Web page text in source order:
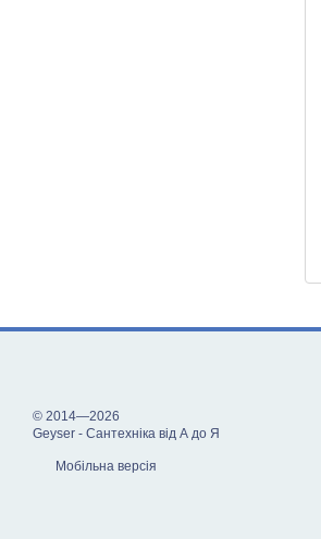
© 2014—2026
Geyser - Сантехніка від А до Я
Мобільна версія